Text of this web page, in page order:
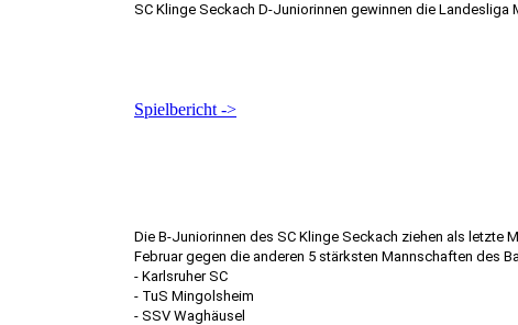
SC Klinge Seckach D-Juniorinnen gewinnen die
Spielbericht ->
Die B-Juniorinnen des SC Klinge Seckach ziehen als letzte
Februar gegen die anderen 5 stärksten Mannschaften des
- Karlsruher SC
- TuS Mingolsheim
- SSV Waghäusel